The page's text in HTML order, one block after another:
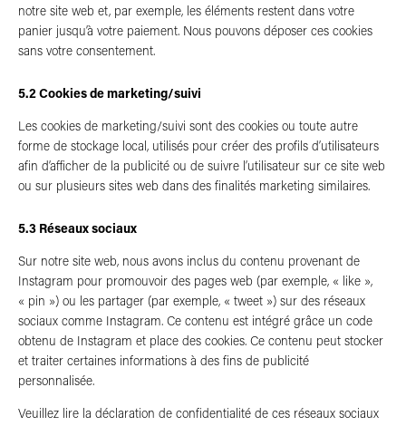
notre site web et, par exemple, les éléments restent dans votre
panier jusqu’à votre paiement. Nous pouvons déposer ces cookies
sans votre consentement.
5.2 Cookies de marketing/suivi
Les cookies de marketing/suivi sont des cookies ou toute autre
forme de stockage local, utilisés pour créer des profils d’utilisateurs
afin d’afficher de la publicité ou de suivre l’utilisateur sur ce site web
ou sur plusieurs sites web dans des finalités marketing similaires.
5.3 Réseaux sociaux
Sur notre site web, nous avons inclus du contenu provenant de
Instagram pour promouvoir des pages web (par exemple, « like »,
« pin ») ou les partager (par exemple, « tweet ») sur des réseaux
sociaux comme Instagram. Ce contenu est intégré grâce un code
obtenu de Instagram et place des cookies. Ce contenu peut stocker
et traiter certaines informations à des fins de publicité
personnalisée.
Veuillez lire la déclaration de confidentialité de ces réseaux sociaux